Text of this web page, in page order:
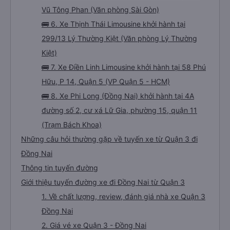
Vũ Tông Phan (Văn phòng Sài Gòn)
🚌 6. Xe Thịnh Thái Limousine khởi hành tại
299/13 Lý Thường Kiệt (Văn phòng Lý Thường
Kiệt)
🚌 7. Xe Điền Linh Limousine khởi hành tại 58 Phú
Hữu, P 14, Quận 5 (VP Quận 5 - HCM)
🚌 8. Xe Phi Long (Đồng Nai) khởi hành tại 4A
đường số 2, cư xá Lữ Gia, phường 15, quận 11
(Trạm Bách Khoa)
Những câu hỏi thường gặp về tuyến xe từ Quận 3 đi
Đồng Nai
Thông tin tuyến đường
Giới thiệu tuyến đường xe đi Đồng Nai từ Quận 3
1. Về chất lượng, review, đánh giá nhà xe Quận 3
Đồng Nai
2. Giá vé xe Quận 3 - Đồng Nai